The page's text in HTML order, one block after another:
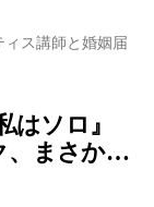
ィス講師と婚姻届
ソロ』
、まさかの